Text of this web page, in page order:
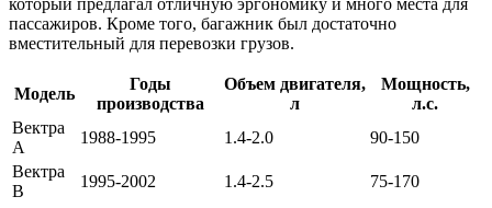
который предлагал отличную эргономику и много места для
пассажиров. Кроме того, багажник был достаточно
вместительный для перевозки грузов.
Модель
Годы
производства
Объем двигателя,
л
Мощность,
л.с.
Вектра
A
1988-1995 1.4-2.0
90-150
Вектра
B
1995-2002 1.4-2.5
75-170